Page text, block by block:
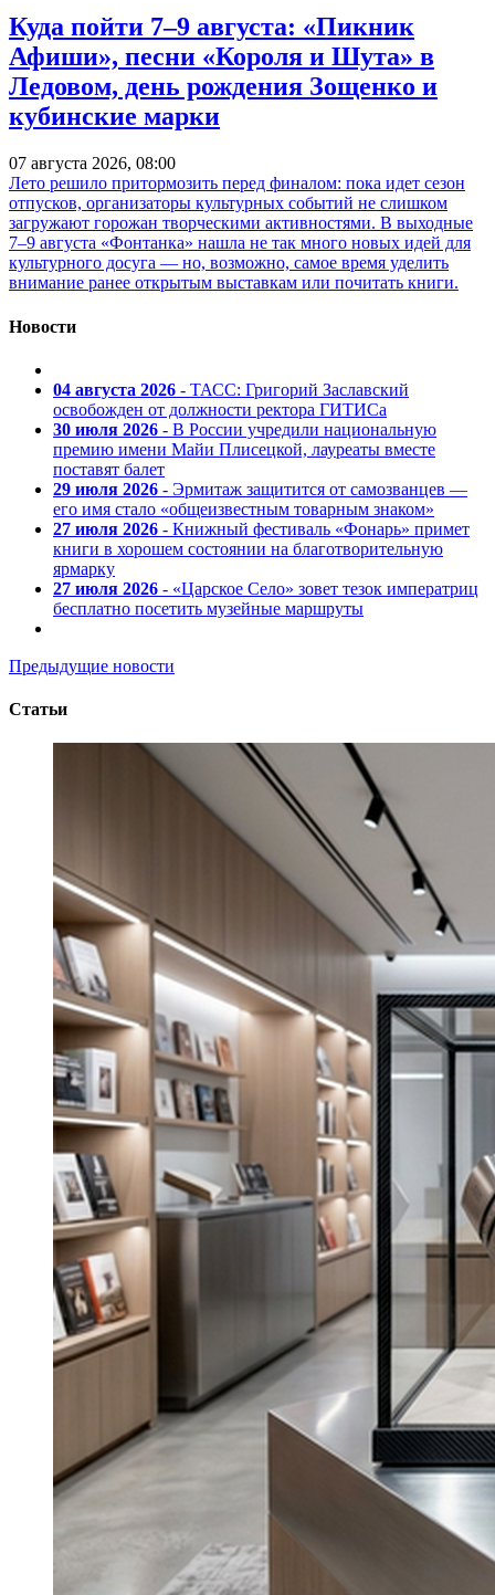
Куда пойти 7–9 августа: «Пикник
Афиши», песни «Короля и Шута» в
Ледовом, день рождения Зощенко и
кубинские марки
07 августа 2026, 08:00
Лето решило притормозить перед финалом: пока идет сезон
отпусков, организаторы культурных событий не слишком
загружают горожан творческими активностями. В выходные
7–9 августа «Фонтанка» нашла не так много новых идей для
культурного досуга — но, возможно, самое время уделить
внимание ранее открытым выставкам или почитать книги.
Новости
04 августа 2026 - ТАСС: Григорий Заславский
освобожден от должности ректора ГИТИСа
30 июля 2026 - В России учредили национальную
премию имени Майи Плисецкой, лауреаты вместе
поставят балет
29 июля 2026 - Эрмитаж защитится от самозванцев —
его имя стало «общеизвестным товарным знаком»
27 июля 2026 - Книжный фестиваль «Фонарь» примет
книги в хорошем состоянии на благотворительную
ярмарку
27 июля 2026 - «Царское Село» зовет тезок императриц
бесплатно посетить музейные маршруты
Предыдущие новости
Статьи